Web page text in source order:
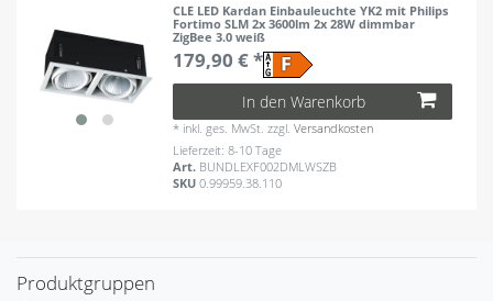
CLE LED Kardan Einbauleuchte YK2 mit Philips
Fortimo SLM 2x 3600lm 2x 28W dimmbar
ZigBee 3.0 weiß
179,90 € *
In den Warenkorb
* inkl. ges. MwSt. zzgl.Versandkosten
Lieferzeit: 8-10 Tage
Art. BUNDLEXF002DMLWSZB
SKU0.99959.38.110
Produktgruppen